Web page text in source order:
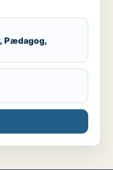
Pædagog,